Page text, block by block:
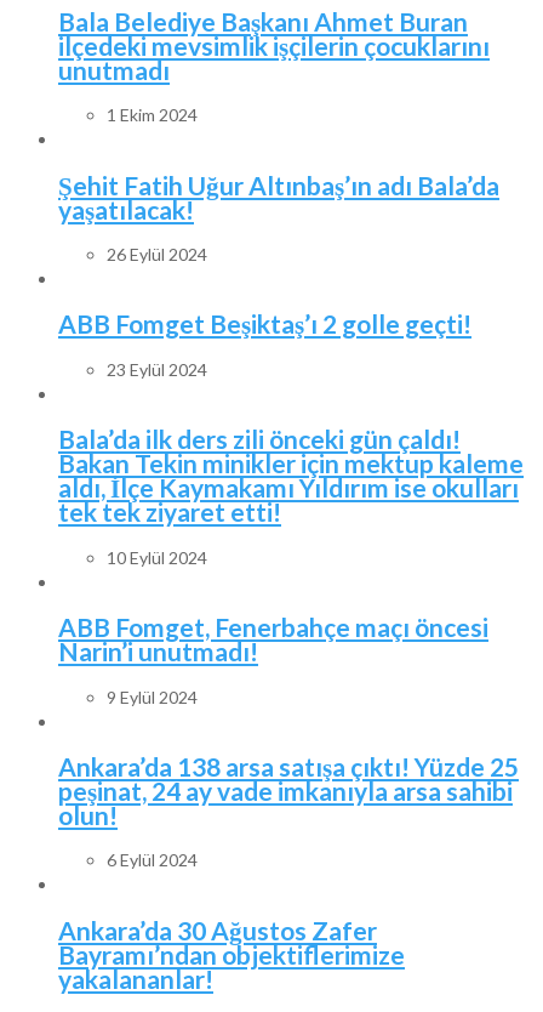
Bala Belediye Başkanı Ahmet Buran
ilçedeki mevsimlik işçilerin çocuklarını
unutmadı
1 Ekim 2024
Şehit Fatih Uğur Altınbaş’ın adı Bala’da
yaşatılacak!
26 Eylül 2024
ABB Fomget Beşiktaş’ı 2 golle geçti!
23 Eylül 2024
Bala’da ilk ders zili önceki gün çaldı!
Bakan Tekin minikler için mektup kaleme
aldı, İlçe Kaymakamı Yıldırım ise okulları
tek tek ziyaret etti!
10 Eylül 2024
ABB Fomget, Fenerbahçe maçı öncesi
Narin’i unutmadı!
9 Eylül 2024
Ankara’da 138 arsa satışa çıktı! Yüzde 25
peşinat, 24 ay vade imkanıyla arsa sahibi
olun!
6 Eylül 2024
Ankara’da 30 Ağustos Zafer
Bayramı’ndan objektiflerimize
yakalananlar!